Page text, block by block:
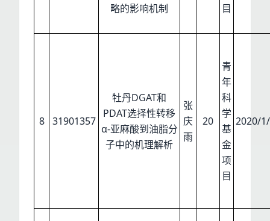
略的影响机制
目
8 31901357
牡丹DGAT和
PDAT选择性转移
α-亚麻酸到油脂分
子中的机理解析
张
庆
雨
20
青
年
科
学
基
金
项
目
2020/